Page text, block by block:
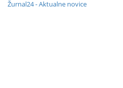
Žurnal24 - Aktualne novice